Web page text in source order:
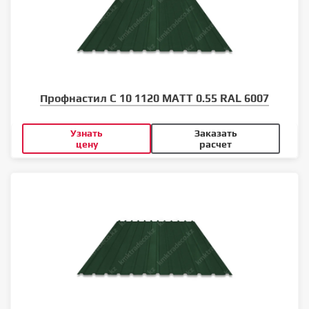
Профнастил С 10 1120 MATT 0.55 RAL 6007
Узнать
цену
Заказать
расчет